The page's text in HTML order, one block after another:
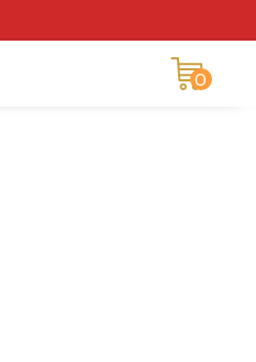
0